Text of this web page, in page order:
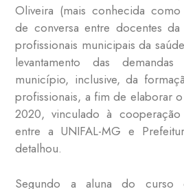
Oliveira (mais conhecida
de conversa entre docentes
profissionais municipais da
levantamento das
município, inclusive, da
profissionais, a fim de elaborar
2020, vinculado à cooperação
entre a UNIFAL-MG e
detalhou.
Segundo a aluna do curso